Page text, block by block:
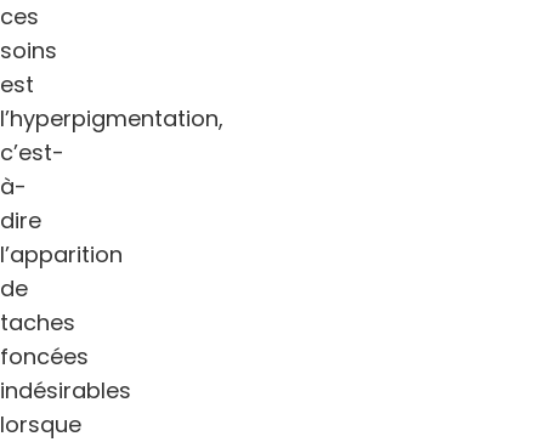
ces
soins
est
l’hyperpigmentation,
c’est-
à-
dire
l’apparition
de
taches
foncées
indésirables
lorsque